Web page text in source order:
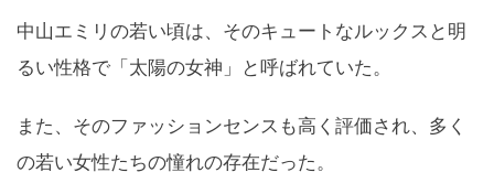
中山エミリの若い頃は、そのキュートなルックスと明
るい性格で「太陽の女神」と呼ばれていた。
また、そのファッションセンスも高く評価され、多く
の若い女性たちの憧れの存在だった。